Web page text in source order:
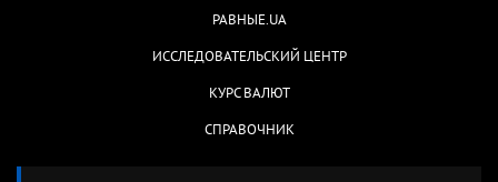
РАВНЫЕ.UA
ИССЛЕДОВАТЕЛЬСКИЙ ЦЕНТР
КУРС ВАЛЮТ
СПРАВОЧНИК